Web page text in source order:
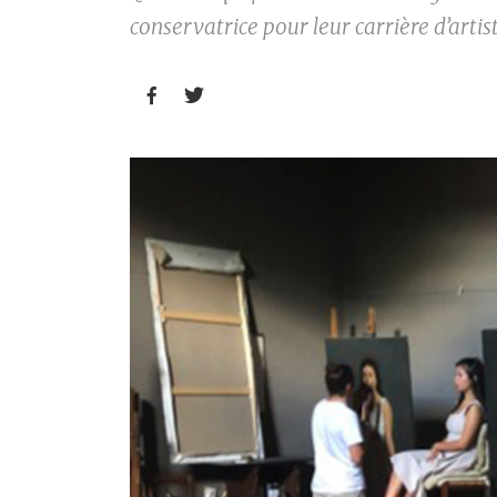
conservatrice pour leur carrière
 